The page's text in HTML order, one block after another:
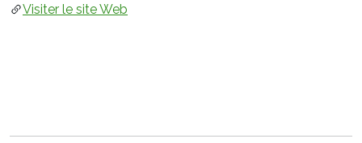
Visiter le site Web